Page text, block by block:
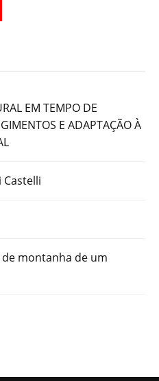
EM TEMPO DE
E ADAPTAÇÃO À
Castelli
montanha de um